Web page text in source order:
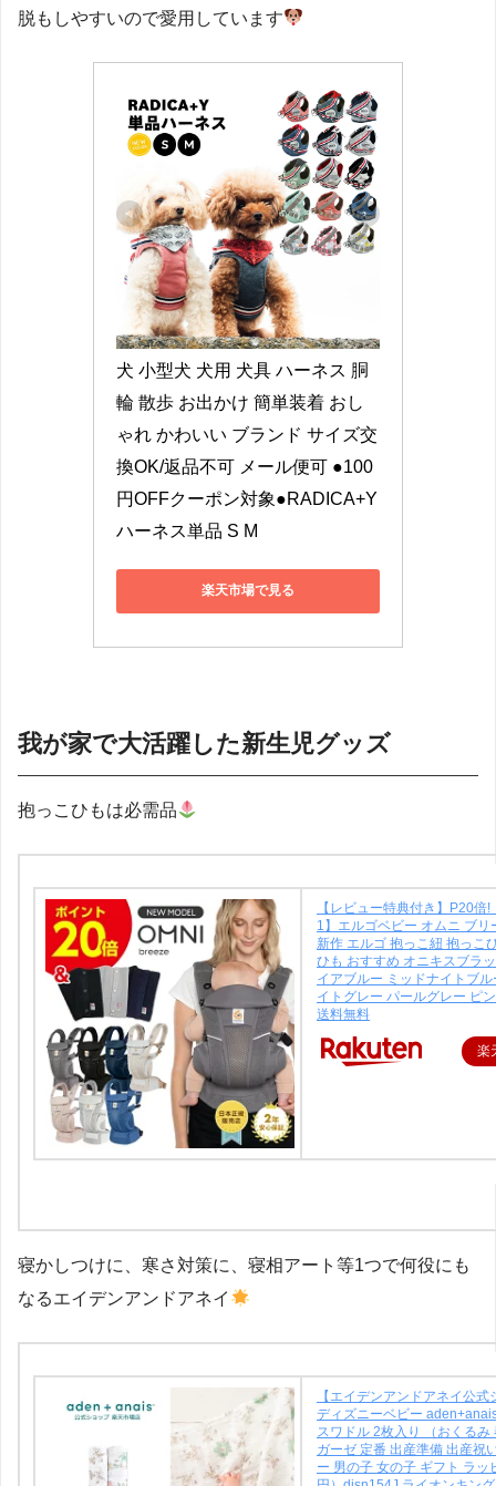
脱もしやすいので愛用しています
犬 小型犬 犬用 犬具 ハーネス 胴
輪 散歩 お出かけ 簡単装着 おし
ゃれ かわいい ブランド サイズ交
換OK/返品不可 メール便可 ●100
円OFFクーポン対象●RADICA+Y
ハーネス単品 S M
楽天市場で見る
我が家で大活躍した新生児グッズ
抱っこひもは必需品
【レビュー特典付き】P20倍
1】エルゴベビー オムニ ブリ
新作 エルゴ 抱っこ紐 抱っこ
ひも おすすめ オニキスブラ
イアブルー ミッドナイトブ
イトグレー パールグレー ピ
送料無料
楽
寝かしつけに、寒さ対策に、寝相アート等1つで何役にも
なるエイデンアンドアネイ
【エイデンアンドアネイ公式
ディズニーベビー
スワドル 2枚入り （おくるみ
ガーゼ 定番 出産準備 出産祝
ー 男の子 女の子 ギフト ラッ